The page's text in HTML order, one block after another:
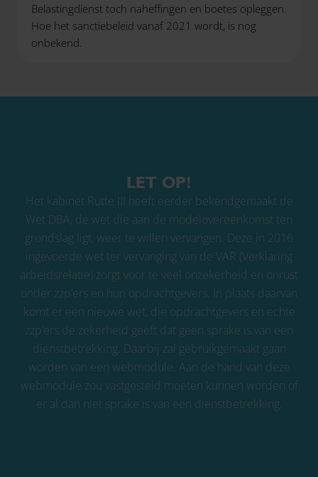
Belastingdienst toch naheffingen en boetes opleggen.
Hoe het sanctiebeleid vanaf 2021 wordt, is nog
onbekend.
LET OP!
Het kabinet Rutte III heeft eerder bekendgemaakt de
Wet DBA, de wet die aan de modelovereenkomst ten
grondslag ligt, weer te willen vervangen. Deze in 2016
ingevoerde wet ter vervanging van de VAR (Verklaring
arbeidsrelatie) zorgt voor te veel onzekerheid en onrust
onder zzp’ers en hun opdrachtgevers. In plaats daarvan
komt er een nieuwe wet, die opdrachtgevers en echte
zzp’ers de zekerheid geeft dat geen sprake is van een
dienstbetrekking. Daarbij zal gebruikgemaakt gaan
worden van een webmodule. Aan de hand van deze
webmodule zou vastgesteld moeten kunnen worden of
er al dan niet sprake is van een dienstbetrekking.